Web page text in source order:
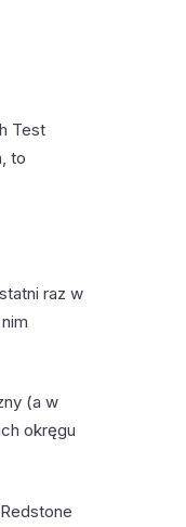
Test
to
raz w
(a w
okręgu